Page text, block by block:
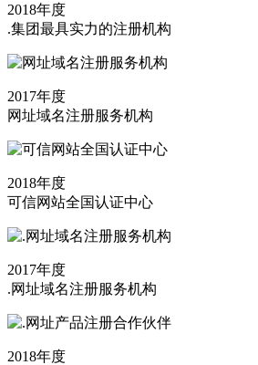
2018年度
.集团最具实力的注册机构
2017年度
网址域名注册服务机构
2018年度
可信网站全国认证中心
2017年度
.网址域名注册服务机构
2018年度